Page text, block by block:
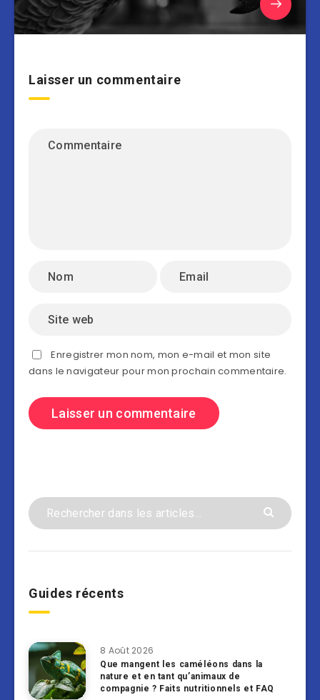
Laisser un commentaire
Enregistrer mon nom, mon e-mail et mon site
dans le navigateur pour mon prochain commentaire.
Guides récents
8 Août 2026
Que mangent les caméléons dans la
nature et en tant qu’animaux de
compagnie ? Faits nutritionnels et FAQ